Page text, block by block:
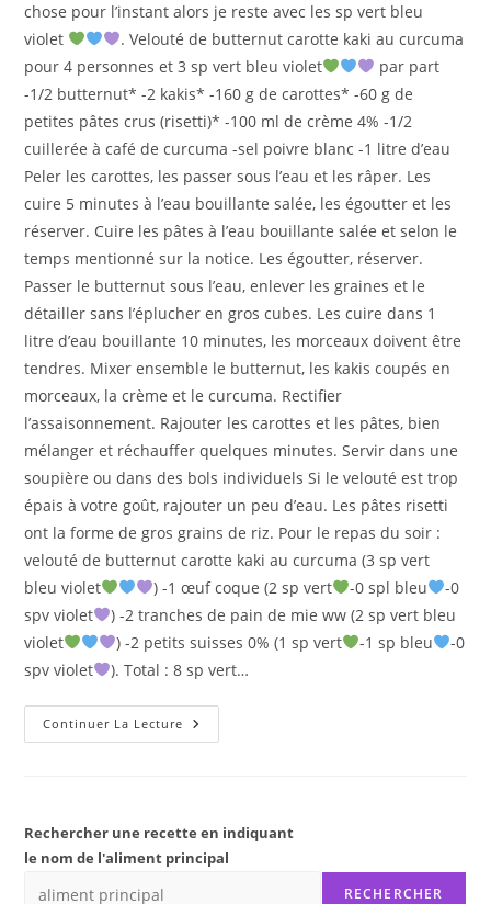
chose pour l’instant alors je reste avec les sp vert bleu
violet
. Velouté de butternut carotte kaki au curcuma
pour 4 personnes et 3 sp vert bleu violet
par part
-1/2 butternut* -2 kakis* -160 g de carottes* -60 g de
petites pâtes crus (risetti)* -100 ml de crème 4% -1/2
cuillerée à café de curcuma -sel poivre blanc -1 litre d’eau
Peler les carottes, les passer sous l’eau et les râper. Les
cuire 5 minutes à l’eau bouillante salée, les égoutter et les
réserver. Cuire les pâtes à l’eau bouillante salée et selon le
temps mentionné sur la notice. Les égoutter, réserver.
Passer le butternut sous l’eau, enlever les graines et le
détailler sans l’éplucher en gros cubes. Les cuire dans 1
litre d’eau bouillante 10 minutes, les morceaux doivent être
tendres. Mixer ensemble le butternut, les kakis coupés en
morceaux, la crème et le curcuma. Rectifier
l’assaisonnement. Rajouter les carottes et les pâtes, bien
mélanger et réchauffer quelques minutes. Servir dans une
soupière ou dans des bols individuels Si le velouté est trop
épais à votre goût, rajouter un peu d’eau. Les pâtes risetti
ont la forme de gros grains de riz. Pour le repas du soir :
velouté de butternut carotte kaki au curcuma (3 sp vert
bleu violet
) -1 œuf coque (2 sp vert -0 spl bleu
-0
spv violet
) -2 tranches de pain de mie ww (2 sp vert bleu
violet
) -2 petits suisses 0% (1 sp vert -1 sp bleu
-0
spv violet
). Total : 8 sp vert…
Continuer La Lecture VELOUTé
DE
Rechercher une recette en indiquant
le nom de l'aliment principal
RECHERCHER